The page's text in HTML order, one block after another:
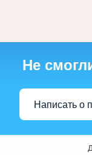
Не
Написать о